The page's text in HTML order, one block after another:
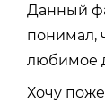
Данный
понимал,
любимое
Хочу